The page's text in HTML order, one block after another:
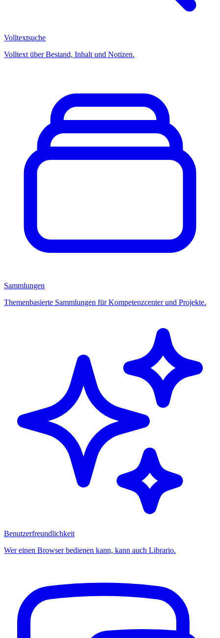
Volltextsuche
Volltext über Bestand, Inhalt und Notizen.
Sammlungen
Themenbasierte Sammlungen für Kompetenzcenter und Projekte.
Benutzerfreundlichkeit
Wer einen Browser bedienen kann, kann auch Librario.